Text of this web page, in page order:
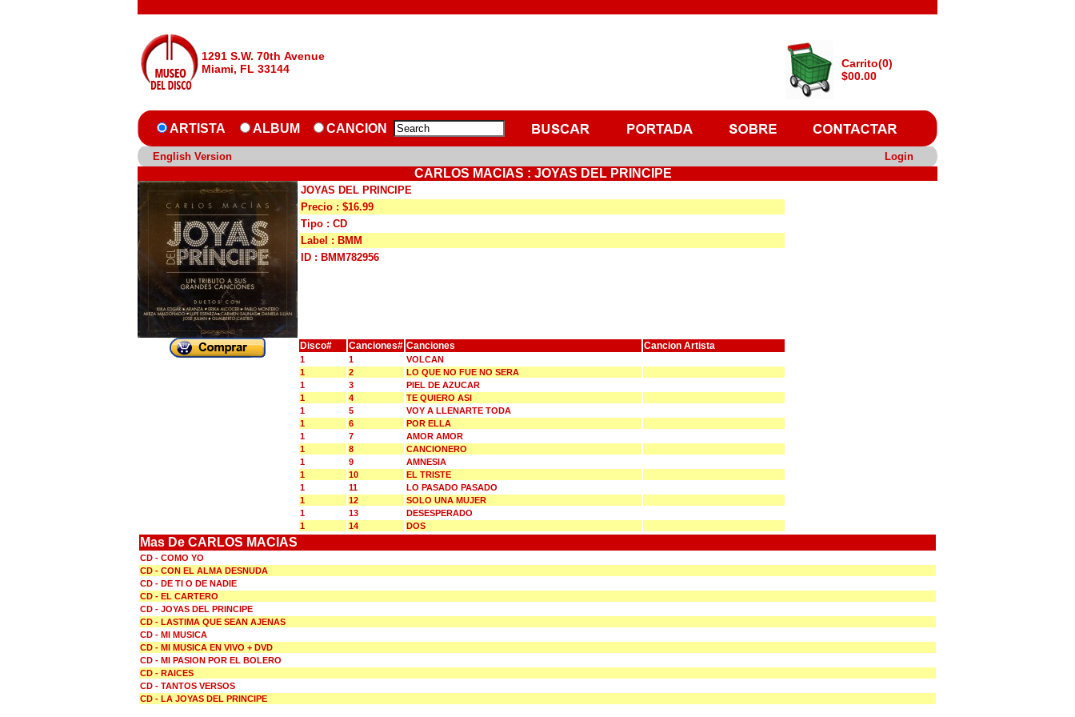
1291 S.W. 70th Avenue
Miami, FL 33144
Carrito(0)
$00.00
ARTISTA ALBUM CANCION
English Version Login
CARLOS MACIAS : JOYAS DEL PRINCIPE
JOYAS DEL PRINCIPE
Precio : $16.99
Tipo : CD
Label : BMM
ID : BMM782956
Disco# Canciones# Canciones Cancion Artista
1 1
VOLCAN
1
2
LO QUE NO FUE NO SERA
1
3
PIEL DE AZUCAR
1
4
TE QUIERO ASI
1
5
VOY A LLENARTE TODA
1
6
POR ELLA
1
7
AMOR AMOR
1
8
CANCIONERO
1
9
AMNESIA
1
10
EL TRISTE
1
11
LO PASADO PASADO
1
12
SOLO UNA MUJER
1
13
DESESPERADO
1
14 DOS
Mas De CARLOS MACIAS
CD - COMO YO
CD - CON EL ALMA DESNUDA
CD - DE TI O DE NADIE
CD - EL CARTERO
CD - JOYAS DEL PRINCIPE
CD - LASTIMA QUE SEAN AJENAS
CD - MI MUSICA
CD - MI MUSICA EN VIVO + DVD
CD - MI PASION POR EL BOLERO
CD - RAICES
CD - TANTOS VERSOS
CD - LA JOYAS DEL PRINCIPE